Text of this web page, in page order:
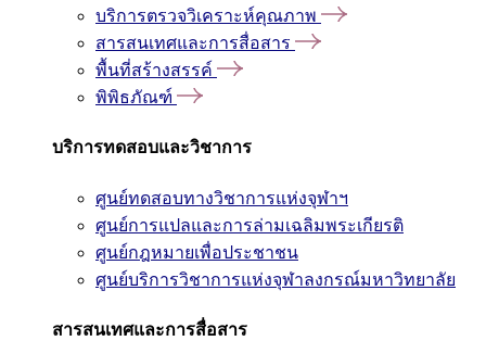
บริการตรวจวิเคราะห์คุณภาพ
สารสนเทศและการสื่อสาร
พื้นที่สร้างสรรค์
พิพิธภัณฑ์
บริการทดสอบและวิชาการ
ศูนย์ทดสอบทางวิชาการแห่งจุฬาฯ
ศูนย์การแปลและการล่ามเฉลิมพระเกียรติ
ศูนย์กฎหมายเพื่อประชาชน
ศูนย์บริการวิชาการแห่งจุฬาลงกรณ์มหาวิทยาลัย
สารสนเทศและการสื่อสาร